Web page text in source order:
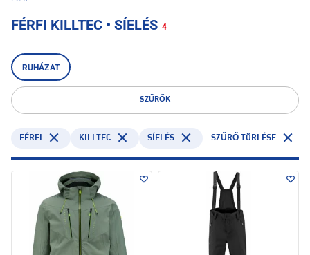
FÉRFI KILLTEC • SÍELÉS 4
RUHÁZAT
SZŰRŐK
FÉRFI KILLTEC SÍELÉS SZŰRŐ TÖRLÉSE